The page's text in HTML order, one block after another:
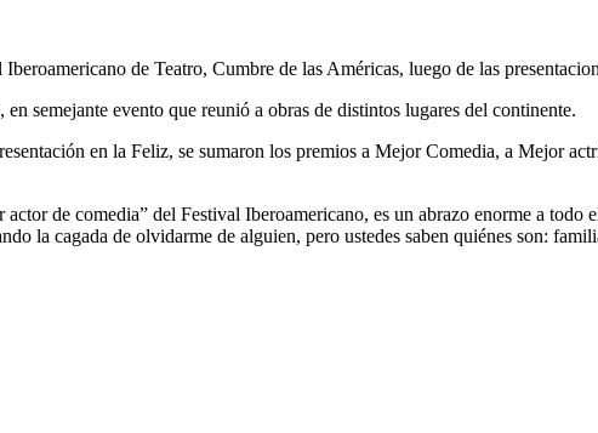
de Teatro, Cumbre de las Américas, luego de las
semejante evento que reunió a obras de distintos lugares del continente.
en la Feliz, se sumaron los premios a Mejor Comedia, a Mejor
de comedia” del Festival Iberoamericano, es un abrazo enorme a todo
la cagada de olvidarme de alguien, pero ustedes saben quiénes son: